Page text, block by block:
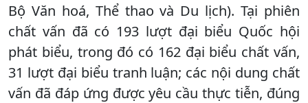
Bộ Văn hoá, Thể thao và Du lịch). Tại phiên
chất vấn đã có 193 lượt đại biểu Quốc hội
phát biểu, trong đó có 162 đại biểu chất vấn,
31 lượt đại biểu tranh luận; các nội dung chất
vấn đã đáp ứng được yêu cầu thực tiễn, đúng